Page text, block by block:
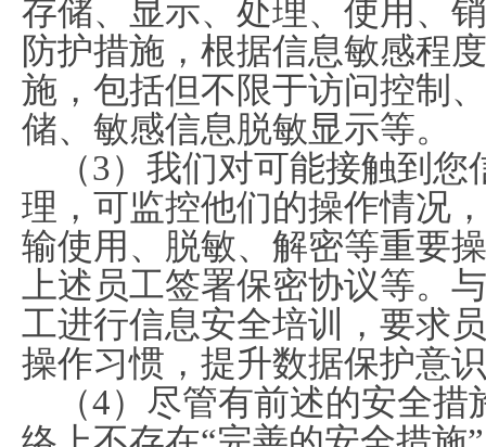
存储、显示、处理、使用、
防护措施，根据信息敏感程
施，包括但不限于访问控制
储、敏感信息脱敏显示等。
（3）我们对可能接触到
理，可监控他们的操作情况
输使用、脱敏、解密等重要
上述员工签署保密协议等。
工进行信息安全培训，要求
操作习惯，提升数据保护意
（4）尽管有前述的安全